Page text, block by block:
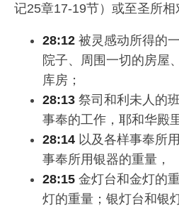
记25章17-19节）或至圣所相
28:12 被灵感动所得的
院子、周围一切的房屋
库房；
28:13 祭司和利未人的
事奉的工作，耶和华殿
28:14 以及各样事奉所
事奉所用银器的重量，
28:15 金灯台和金灯的
灯的重量；银灯台和银